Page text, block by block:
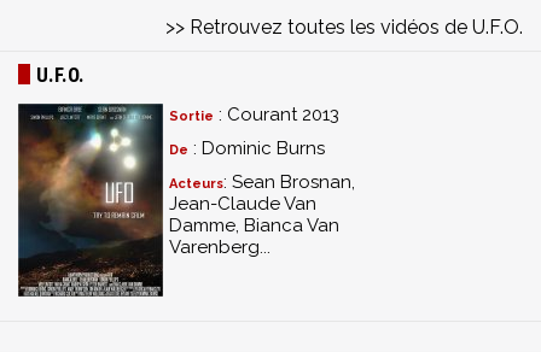
>> Retrouvez toutes les vidéos de U.F.O.
U.F.O.
Sortie : Courant 2013
De : Dominic Burns
Acteurs: Sean Brosnan,
Jean-Claude Van
Damme, Bianca Van
Varenberg...